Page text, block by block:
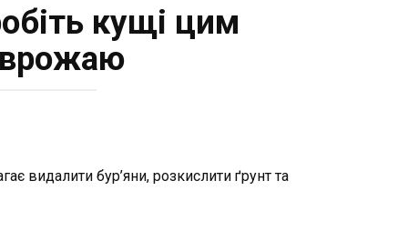
кущі цим
видалити бур’яни, розкислити ґрунт та